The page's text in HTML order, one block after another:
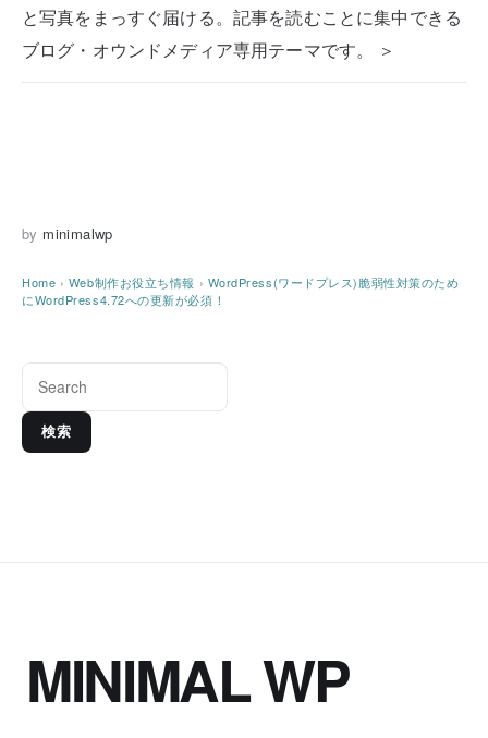
と写真をまっすぐ届ける。記事を読むことに集中できる
ブログ・オウンドメディア専用テーマです。 ＞
by minimalwp
Home › Web制作お役立ち情報 › WordPress(ワードプレス)脆弱性対策のため
にWordPress4.72への更新が必須！
検索
MINIMAL WP